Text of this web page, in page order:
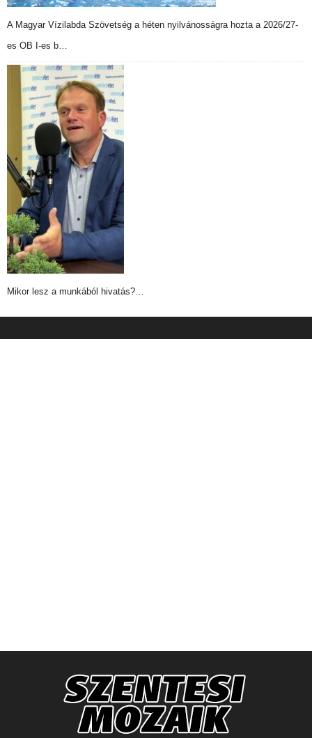
A Magyar Vízilabda Szövetség a héten nyilvánosságra hozta a 2026/27-
es OB I-es b…
Mikor lesz a munkából hivatás?…